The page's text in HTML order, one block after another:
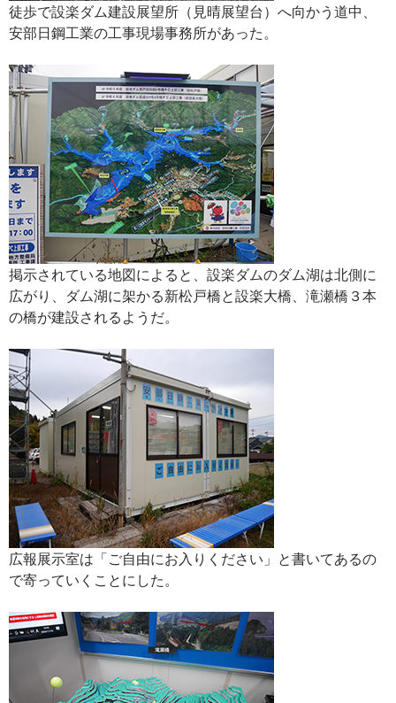
徒歩で設楽ダム建設展望所（見晴展望台）へ向かう道中、
安部日鋼工業の工事現場事務所があった。
掲示されている地図によると、設楽ダムのダム湖は北側に
広がり、ダム湖に架かる新松戸橋と設楽大橋、滝瀬橋３本
の橋が建設されるようだ。
広報展示室は「ご自由にお入りください」と書いてあるの
で寄っていくことにした。